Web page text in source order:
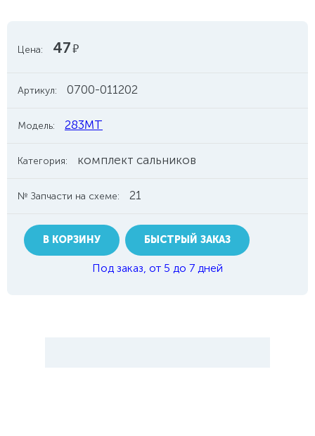
Цена: 47руб.
Артикул: 0700-011202
Модель: 283MT
Категория: комплект сальников
№ Запчасти на схеме: 21
В КОРЗИНУ БЫСТРЫЙ ЗАКАЗ
Под заказ, от 5 до 7 дней